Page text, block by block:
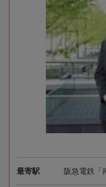
最寄駅 阪急電鉄「